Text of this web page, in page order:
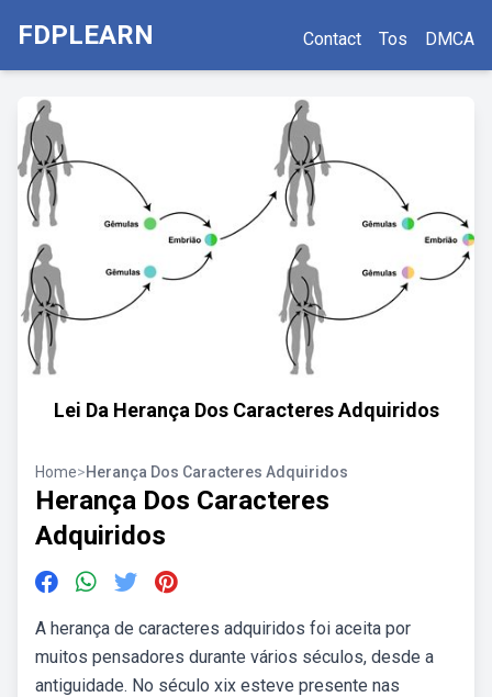
FDPLEARN Contact Tos DMCA
Lei Da Herança Dos Caracteres Adquiridos
Home>Herança Dos Caracteres Adquiridos
Herança Dos Caracteres
Adquiridos
A herança de caracteres adquiridos foi aceita por
muitos pensadores durante vários séculos, desde a
antiguidade. No século xix esteve presente nas